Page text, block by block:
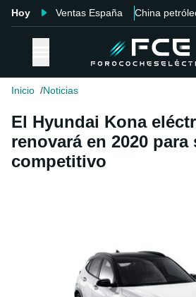
Hoy Ventas España China
Inicio Noticias
El Hyundai Kona
renovará en 2020 para
competitivo